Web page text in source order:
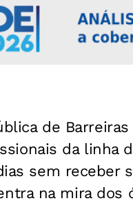
de
da linha
sem receber
na mira dos